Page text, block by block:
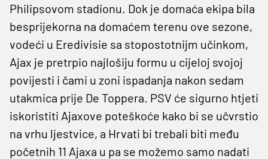
Philipsovom stadionu. Dok je domaća ekipa bila
besprijekorna na domaćem terenu ove sezone,
vodeći u Eredivisie sa stopostotnijm učinkom,
Ajax je pretrpio najlošiju formu u cijeloj svojoj
povijesti i čami u zoni ispadanja nakon sedam
utakmica prije De Toppera. ​PSV će sigurno htjeti
iskoristiti Ajaxove poteškoće kako bi se učvrstio
na vrhu ljestvice, a Hrvati bi trebali biti među
početnih 11 Ajaxa u pa se možemo samo nadati